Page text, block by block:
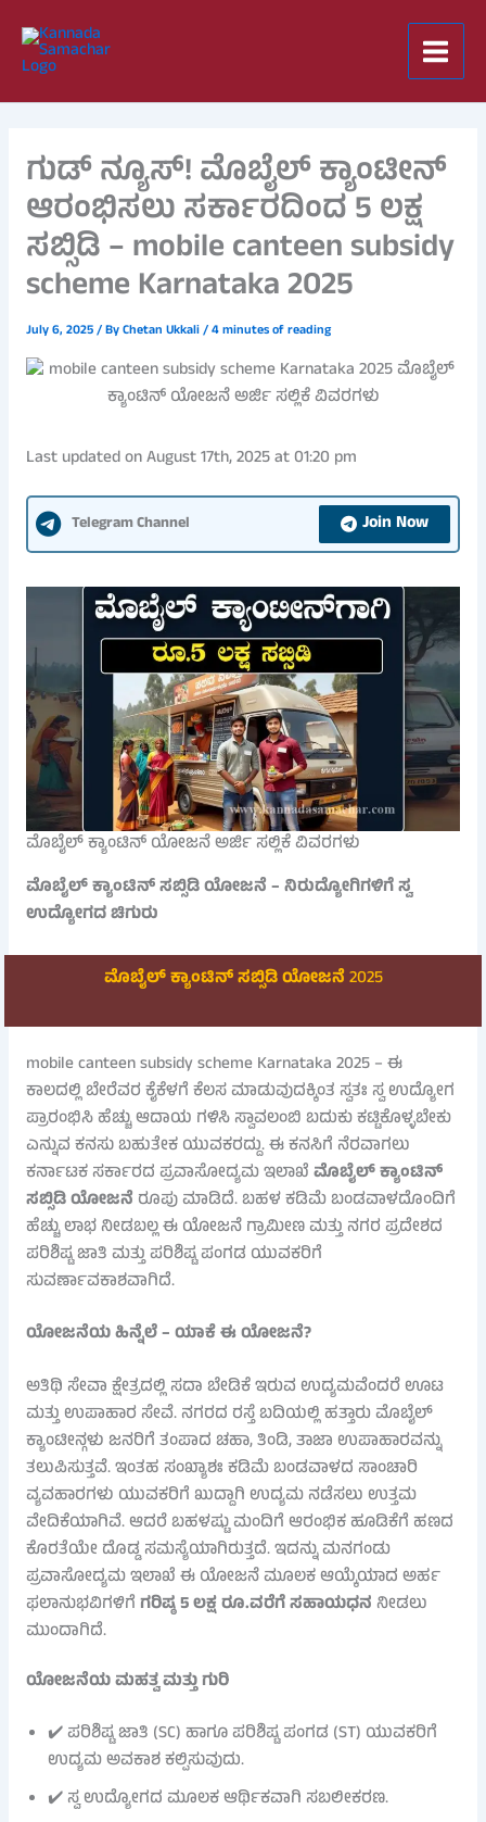
content
ಗುಡ್ ನ್ಯೂಸ್! ಮೊಬೈಲ್ ಕ್ಯಾಂಟೀನ್
ಆರಂಭಿಸಲು ಸರ್ಕಾರದಿಂದ 5 ಲಕ್ಷ
ಸಬ್ಸಿಡಿ – mobile canteen subsidy
scheme Karnataka 2025
July 6, 2025/ ByChetan Ukkali/4 minutes of reading
Last updated on August 17th, 2025 at 01:20 pm
Telegram Channel Join Now
ಮೊಬೈಲ್ ಕ್ಯಾಂಟಿನ್ ಯೋಜನೆ ಅರ್ಜಿ ಸಲ್ಲಿಕೆ ವಿವರಗಳು
ಮೊಬೈಲ್ ಕ್ಯಾಂಟಿನ್ ಸಬ್ಸಿಡಿ ಯೋಜನೆ – ನಿರುದ್ಯೋಗಿಗಳಿಗೆ ಸ್ವ
ಉದ್ಯೋಗದ ಚಿಗುರು
ಮೊಬೈಲ್ ಕ್ಯಾಂಟಿನ್ ಸಬ್ಸಿಡಿ ಯೋಜನೆ2025
mobile canteen subsidy scheme Karnataka 2025 – ಈ
ಕಾಲದಲ್ಲಿ ಬೇರೆವರ ಕೈಕೆಳಗೆ ಕೆಲಸ ಮಾಡುವುದಕ್ಕಿಂತ ಸ್ವತಃ ಸ್ವ ಉದ್ಯೋಗ
ಪ್ರಾರಂಭಿಸಿ ಹೆಚ್ಚು ಆದಾಯ ಗಳಿಸಿ ಸ್ವಾವಲಂಬಿ ಬದುಕು ಕಟ್ಟಿಕೊಳ್ಳಬೇಕು
ಎನ್ನುವ ಕನಸು ಬಹುತೇಕ ಯುವಕರದ್ದು. ಈ ಕನಸಿಗೆ ನೆರವಾಗಲು
ಕರ್ನಾಟಕ ಸರ್ಕಾರದ ಪ್ರವಾಸೋದ್ಯಮ ಇಲಾಖೆಮೊಬೈಲ್ ಕ್ಯಾಂಟಿನ್
ಸಬ್ಸಿಡಿ ಯೋಜನೆ ರೂಪು ಮಾಡಿದೆ. ಬಹಳ ಕಡಿಮೆ ಬಂಡವಾಳದೊಂದಿಗೆ
ಹೆಚ್ಚು ಲಾಭ ನೀಡಬಲ್ಲ ಈ ಯೋಜನೆ ಗ್ರಾಮೀಣ ಮತ್ತು ನಗರ ಪ್ರದೇಶದ
ಪರಿಶಿಷ್ಟ ಜಾತಿ ಮತ್ತು ಪರಿಶಿಷ್ಟ ಪಂಗಡ ಯುವಕರಿಗೆ
ಸುವರ್ಣಾವಕಾಶವಾಗಿದೆ.
ಯೋಜನೆಯ ಹಿನ್ನೆಲೆ – ಯಾಕೆ ಈ ಯೋಜನೆ?
ಅತಿಥಿ ಸೇವಾ ಕ್ಷೇತ್ರದಲ್ಲಿ ಸದಾ ಬೇಡಿಕೆ ಇರುವ ಉದ್ಯಮವೆಂದರೆ ಊಟ
ಮತ್ತು ಉಪಾಹಾರ ಸೇವೆ. ನಗರದ ರಸ್ತೆ ಬದಿಯಲ್ಲಿ ಹತ್ತಾರು ಮೊಬೈಲ್
ಕ್ಯಾಂಟೀನ್ಗಳು ಜನರಿಗೆ ತಂಪಾದ ಚಹಾ, ತಿಂಡಿ, ತಾಜಾ ಉಪಾಹಾರವನ್ನು
ತಲುಪಿಸುತ್ತವೆ. ಇಂತಹ ಸಂಖ್ಯಾಶಃ ಕಡಿಮೆ ಬಂಡವಾಳದ ಸಾಂಚಾರಿ
ವ್ಯವಹಾರಗಳು ಯುವಕರಿಗೆ ಖುದ್ದಾಗಿ ಉದ್ಯಮ ನಡೆಸಲು ಉತ್ತಮ
ವೇದಿಕೆಯಾಗಿವೆ. ಆದರೆ ಬಹಳಷ್ಟು ಮಂದಿಗೆ ಆರಂಭಿಕ ಹೂಡಿಕೆಗೆ ಹಣದ
ಕೊರತೆಯೇ ದೊಡ್ಡ ಸಮಸ್ಯೆಯಾಗಿರುತ್ತದೆ. ಇದನ್ನು ಮನಗಂಡು
ಪ್ರವಾಸೋದ್ಯಮ ಇಲಾಖೆ ಈ ಯೋಜನೆ ಮೂಲಕ ಆಯ್ಕೆಯಾದ ಅರ್ಹ
ಫಲಾನುಭವಿಗಳಿಗೆಗರಿಷ್ಠ 5 ಲಕ್ಷ ರೂ.ವರೆಗೆ ಸಹಾಯಧನನೀಡಲು
ಮುಂದಾಗಿದೆ.
ಯೋಜನೆಯ ಮಹತ್ವ ಮತ್ತು ಗುರಿ
✔️ ಪರಿಶಿಷ್ಟ ಜಾತಿ (SC) ಹಾಗೂ ಪರಿಶಿಷ್ಟ ಪಂಗಡ (ST) ಯುವಕರಿಗೆ
ಉದ್ಯಮ ಅವಕಾಶ ಕಲ್ಪಿಸುವುದು.
✔️ ಸ್ವ ಉದ್ಯೋಗದ ಮೂಲಕ ಆರ್ಥಿಕವಾಗಿ ಸಬಲೀಕರಣ.